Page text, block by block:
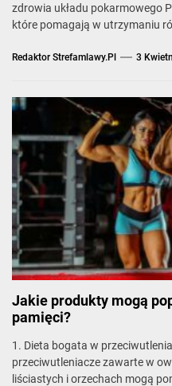
zdrowia układu pokarmowego
które pomagają w utrzymaniu
Redaktor Strefamlawy.pl 3
Jakie produkty mogą
pamięci?
1. Dieta bogata w
przeciwutleniacze zawarte w
liściastych i orzechach mogą